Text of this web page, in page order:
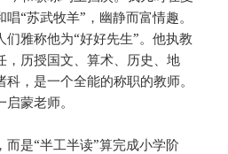
“苏武牧羊”，幽静而富情趣。
雅称他为“好好先生”。他执教
，历授国文、算术、历史、地
，是一个全能的称职的教师。
蒙老师。
是“半工半读”算完成小学阶